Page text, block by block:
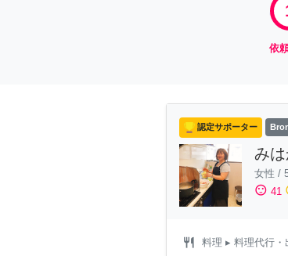
依
認定サポーター
み
女性 /
sentiment_satisfied 41
restaurant 料理 ▸ 料理代行・